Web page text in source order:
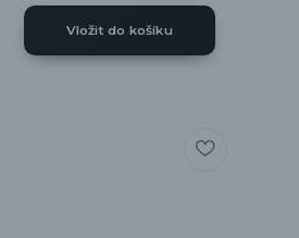
Vložit do košíku